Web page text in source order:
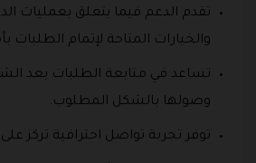
تقدم الدعم فيما يتعلق بعمليات
والخيارات المتاحة لإتمام الطلبات
تساعد في متابعة الطلبات بعد
وصولها بالشكل المطلوب.
توفر تجربة تواصل احترافية تركز